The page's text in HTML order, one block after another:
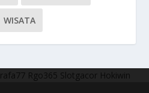
WISATA
rafa77 Rgo365 Slotgacor Hokiwin